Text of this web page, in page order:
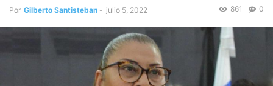
Por Gilberto Santisteban - julio 5, 2022 0
861